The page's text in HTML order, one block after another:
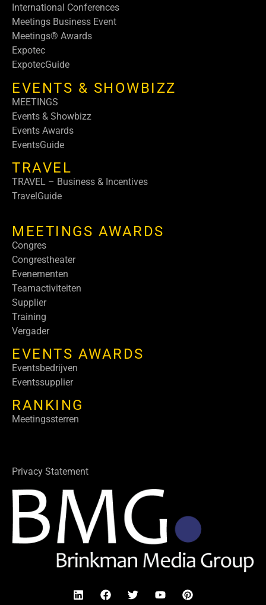
International Conferences
Meetings Business Event
Meetings® Awards
Expotec
ExpotecGuide
EVENTS & SHOWBIZZ
MEETINGS
Events & Showbizz
Events Awards
EventsGuide
TRAVEL
TRAVEL – Business & Incentives
TravelGuide
MEETINGS AWARDS
Congres
Congrestheater
Evenementen
Teamactiviteiten
Supplier
Training
Vergader
EVENTS AWARDS
Eventsbedrijven
Eventssupplier
RANKING
Meetingssterren
Privacy Statement